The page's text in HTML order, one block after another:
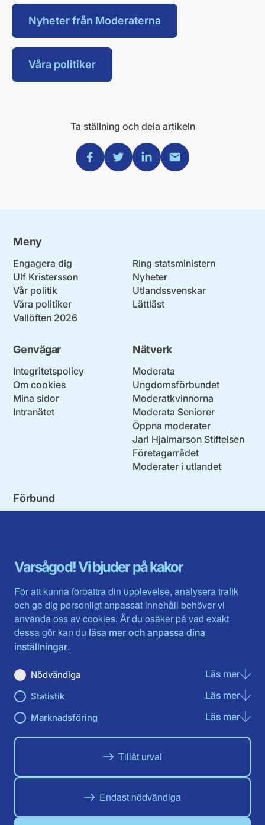
Varsågod! Vi bjuder på kakor
För att kunna förbättra din upplevelse, analysera trafik
och ge dig personligt anpassat innehåll behöver vi
använda oss av cookies. Är du osäker på vad exakt
dessa gör kan du läsa mer och anpassa dina
inställningar.
Nödvändiga Läs merom
Statistik Läs merom
Marknadsföring Läs merom
Tillåt urval
Endast nödvändiga
Nyheter från Moderaterna
Våra politiker
Ta ställning och dela artikeln
Dela via Facebook
Dela via Twitter
Dela via Linkedin
Dela via Mail
Meny
Engagera dig
Ulf Kristersson
Vår politik
Våra politiker
Vallöften 2026
Ring statsministern
Nyheter
Utlandssvenskar
Lättläst
Genvägar
Integritetspolicy
Om cookies
Mina sidor
Intranätet
Nätverk
Moderata
Ungdomsförbundet
Moderatkvinnorna
Moderata Seniorer
Öppna moderater
Jarl Hjalmarson Stiftelsen
Företagarrådet
Moderater i utlandet
Förbund
Gävleborg
Halland
Jämtlands län
Jönköpings län
Kalmar län
Kronobergs län
Norrbotten
Skåne län
Värmlands län
Västerbotten
Västra Götaland
Västernorrland
Västmanland
Örebro län
Östergötland
Du hittar oss här på sociala medier
Facebook
Instagram